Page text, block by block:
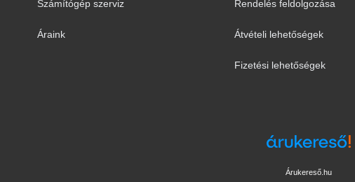
Számítógép szerviz
Áraink
Rendelés feldolgozása
Átvételi lehetőségek
Fizetési lehetőségek
Árukereső.hu